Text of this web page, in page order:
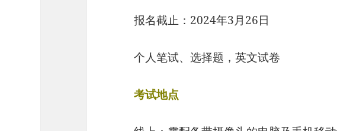
报名截止：2024年3月26日
个人笔试、选择题，英文试卷
考试地点